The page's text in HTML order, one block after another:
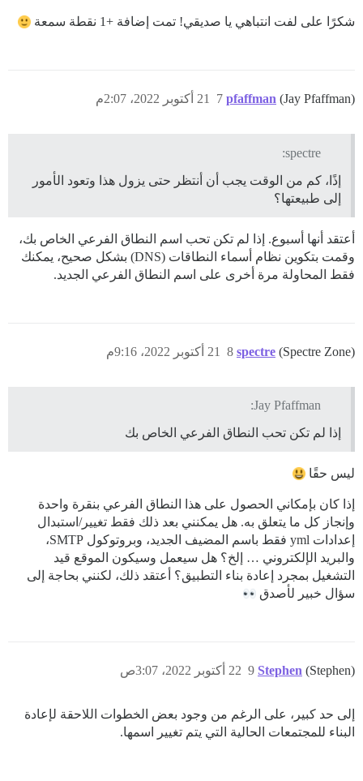
شكرًا على لفت انتباهي يا صديقي! تمت إضافة +1 نقطة سمعة
pfaffman (Jay Pfaffman) 21 أكتوبر 2022، 2:07م 7
spectre:
إذًا، كم من الوقت يجب أن أنتظر حتى يزول هذا وتعود الأمور
إلى طبيعتها؟
أعتقد أنها أسبوع. إذا لم تكن تحب اسم النطاق الفرعي الخاص بك،
وقمت بتكوين نظام أسماء النطاقات (DNS) بشكل صحيح، يمكنك
فقط المحاولة مرة أخرى على اسم النطاق الفرعي الجديد.
spectre (Spectre Zone) 21 أكتوبر 2022، 9:16م 8
Jay Pfaffman:
إذا لم تكن تحب النطاق الفرعي الخاص بك
ليس حقًا
إذا كان بإمكاني الحصول على هذا النطاق الفرعي بنقرة واحدة
وإنجاز كل ما يتعلق به. هل يمكنني بعد ذلك فقط تغيير/استبدال
إعدادات yml فقط باسم المضيف الجديد، وبروتوكول SMTP،
والبريد الإلكتروني … إلخ؟ هل سيعمل وسيكون الموقع قيد
التشغيل بمجرد إعادة بناء التطبيق؟ أعتقد ذلك، لكنني بحاجة إلى
سؤال خبير لأصدق
Stephen (Stephen) 22 أكتوبر 2022، 3:07ص 9
إلى حد كبير، على الرغم من وجود بعض الخطوات اللاحقة لإعادة
البناء للمجتمعات الحالية التي يتم تغيير اسمها.